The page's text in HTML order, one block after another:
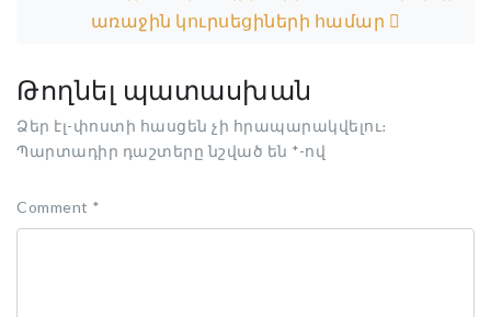
առաջին կուրսեցիների համար
Թողնել պատասխան
Ձեր էլ-փոստի հասցեն չի հրապարակվելու։
Պարտադիր դաշտերը նշված են *-ով
Comment *